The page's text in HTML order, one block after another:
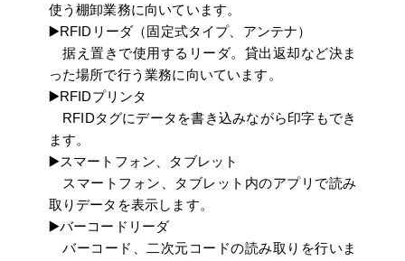
使う棚卸業務に向いています。
▶️RFIDリーダ（固定式タイプ、アンテナ）
据え置きで使用するリーダ。貸出返却など決ま
った場所で行う業務に向いています。
▶️RFIDプリンタ
RFIDタグにデータを書き込みながら印字もでき
ます。
▶️スマートフォン、タブレット
スマートフォン、タブレット内のアプリで読み
取りデータを表示します。
▶️バーコードリーダ
バーコード、二次元コードの読み取りを行いま